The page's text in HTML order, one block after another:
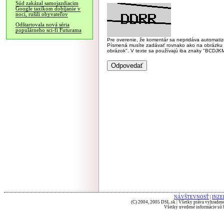
Súd zakázal samojazdiacim
Google taxíkom dobíjanie v
noci, rušili obyvateľov
Odštartovala nová séria
populárneho sci-fi Futurama
Pre overenie, že komentár sa nepridáva
Písmená musíte zadávať rovnako ako na
obrázok". V texte sa používajú iba znaky
NÁVŠTEVNOSŤ
(C) 2004, 2005 DSL.sk | Všetky práva
Všetky uvedené informácie sú